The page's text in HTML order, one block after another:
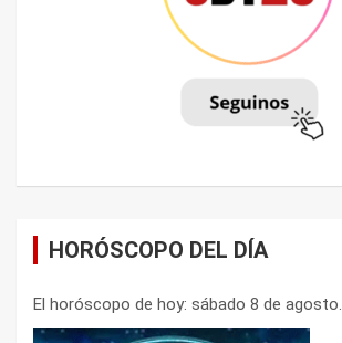
HORÓSCOPO DEL DÍA
El horóscopo de hoy: sábado 8 de agosto.